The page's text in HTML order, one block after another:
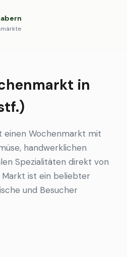
in
einen Wochenmarkt mit
handwerklichen
Spezialitäten direkt von
Markt ist ein beliebter
und Besucher